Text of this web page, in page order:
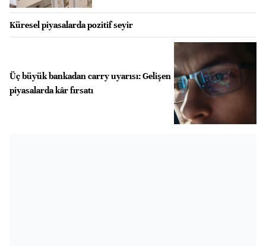
Küresel piyasalarda pozitif seyir
Üç büyük bankadan carry uyarısı: Gelişen
piyasalarda kâr fırsatı